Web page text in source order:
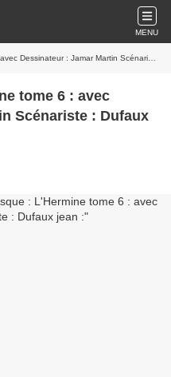
MENU
: Jamar Martin Scénariste : Dufaux jean :